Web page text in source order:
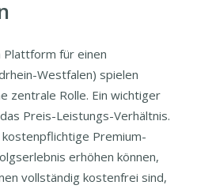
Plattform für einen
Westfalen) spielen
zentrale Rolle. Ein wichtiger
Preis-Leistungs-Verhältnis.
Premium-
erhöhen können,
vollständig kostenfrei sind,